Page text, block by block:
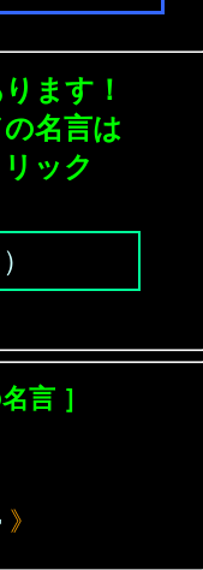
ます！
名言は
ック
言 ］
》